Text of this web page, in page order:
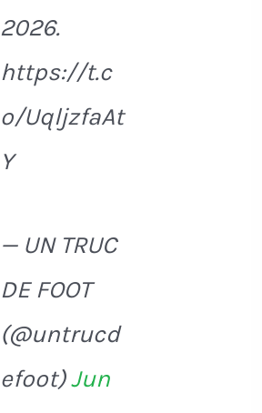
2026.
https://t.c
o/UqljzfaAt
Y
— UN TRUC
DE FOOT
(@untrucd
efoot)Jun